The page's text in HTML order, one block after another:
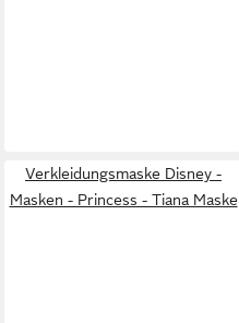
Verkleidungsmaske Disney -
Masken - Princess - Tiana Maske